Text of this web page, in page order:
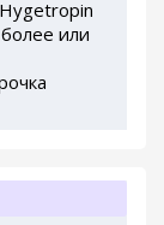
или